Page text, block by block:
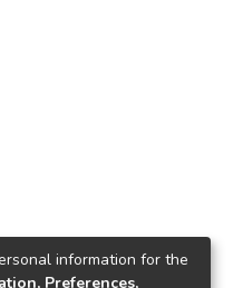
information for the
Preferences,